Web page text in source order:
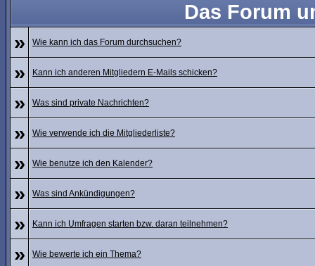
Das Forum
»
Wie kann ich das Forum durchsuchen?
» Kann ich anderen Mitgliedern E-Mails schicken?
» Was sind private Nachrichten?
» Wie verwende ich die Mitgliederliste?
» Wie benutze ich den Kalender?
» Was sind Ankündigungen?
» Kann ich Umfragen starten bzw. daran teilnehmen?
» Wie bewerte ich ein Thema?